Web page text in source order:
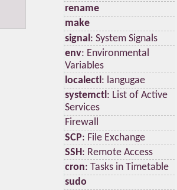
rename
make
signal : System Signals
env: Environmental
Variables
localectl : langugae
systemctl : List of Active
Services
Firewall
SCP: File Exchange
SSH : Remote Access
cron: Tasks in Timetable
sudo